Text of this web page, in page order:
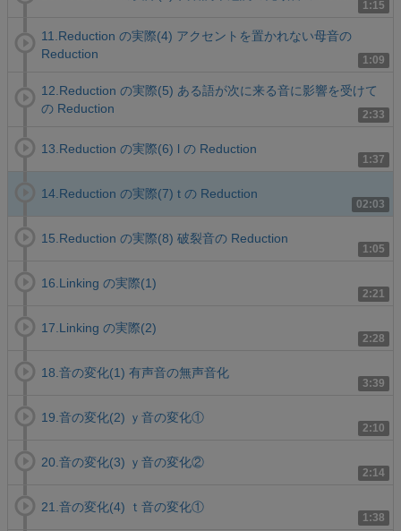
1:15
1:09
11.Reduction の実際(4) アクセントを置かれない母音の
Reduction
2:33
12.Reduction の実際(5) ある語が次に来る音に影響を受けて
の Reduction
1:37
13.Reduction の実際(6) l の Reduction
02:03
14.Reduction の実際(7) t の Reduction
1:05
15.Reduction の実際(8) 破裂音の Reduction
2:21
16.Linking の実際(1)
2:28
17.Linking の実際(2)
3:39
18.音の変化(1) 有声音の無声音化
2:10
19.音の変化(2) ｙ音の変化①
2:14
20.音の変化(3) ｙ音の変化②
1:38
21.音の変化(4) ｔ音の変化①